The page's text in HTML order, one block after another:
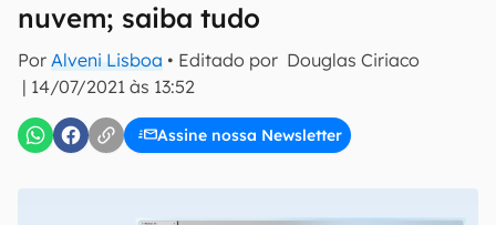
nuvem; saiba tudo
Por Alveni Lisboa • Editado por Douglas Ciriaco
| 14/07/2021 às 13:52
Assine nossa Newsletter
inscreva-se
Confirmo que li, aceito e concordo com os Termos de
Uso e Política de Privacidade do Canaltech.